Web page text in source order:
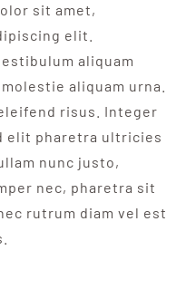
sit amet,
elit.
aliquam
aliquam urna.
risus. Integer
elit pharetra ultricies
nunc justo,
nec, pharetra sit
rutrum diam vel est